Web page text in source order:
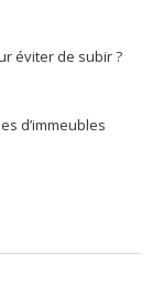
éviter de subir ?
d’immeubles